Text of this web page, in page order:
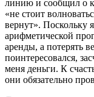
линию и сообщил о
«не стоит
вернут». Поскольку
арифметической
аренды, а потерять
поинтересовался,
меня деньги. К
они обязательно